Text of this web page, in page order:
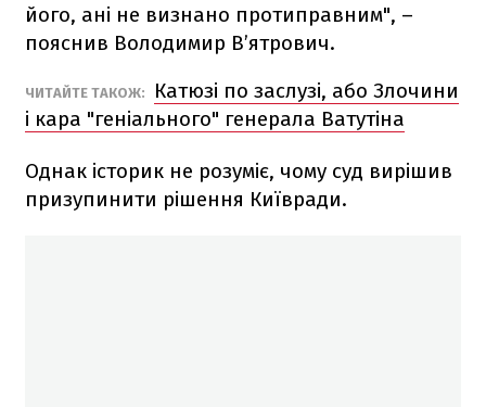
його, ані не визнано протиправним", –
пояснив Володимир В’ятрович.
ЧИТАЙТЕ ТАКОЖ:
Катюзі по заслузі, або Злочини
і кара "геніального" генерала Ватутіна
Однак історик не розуміє, чому суд вирішив
призупинити рішення Київради.